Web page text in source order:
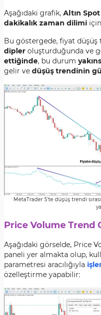
Aşağıdaki grafik, Altın
dakikalık zaman dilimi
Bu göstergede, fiyat düşüş
dipler oluşturduğunda ve
ettiğinde, bu durum
gelir ve düşüş trendinin
MetaTrader 5’te düşüş trendi
Price Volume Trend
Aşağıdaki görselde, Price
paneli yer almakta olup,
parametresi aracılığıyla
özelleştirme yapabilir: